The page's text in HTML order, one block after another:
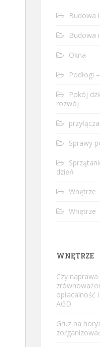
Budowa
Budowa
Okna
Podłogi
Pokój
rozwój
Sprawy
dzień
Wnętrze
Wnętrze
WNĘTRZE
Czy
opłacalność
AGD
Gruz na